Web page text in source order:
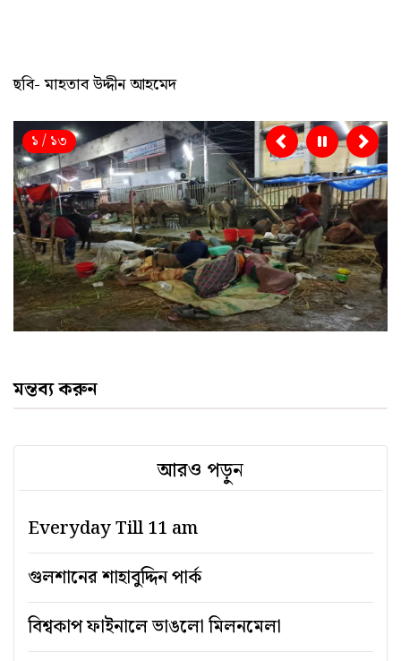
ছবি- মাহতাব উদ্দীন আহমেদ
১ / ১৩ Previous
মন্তব্য করুন
আরও পড়ুন
Everyday Till 11 am
গুলশানের শাহাবুদ্দিন পার্ক
বিশ্বকাপ ফাইনালে ভাঙলো মিলনমেলা